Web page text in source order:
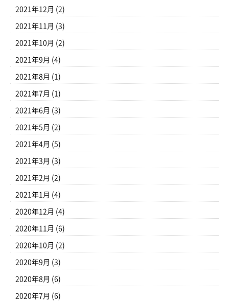
2021年12月 (2)
2021年11月 (3)
2021年10月 (2)
2021年9月 (4)
2021年8月 (1)
2021年7月 (1)
2021年6月 (3)
2021年5月 (2)
2021年4月 (5)
2021年3月 (3)
2021年2月 (2)
2021年1月 (4)
2020年12月 (4)
2020年11月 (6)
2020年10月 (2)
2020年9月 (3)
2020年8月 (6)
2020年7月 (6)